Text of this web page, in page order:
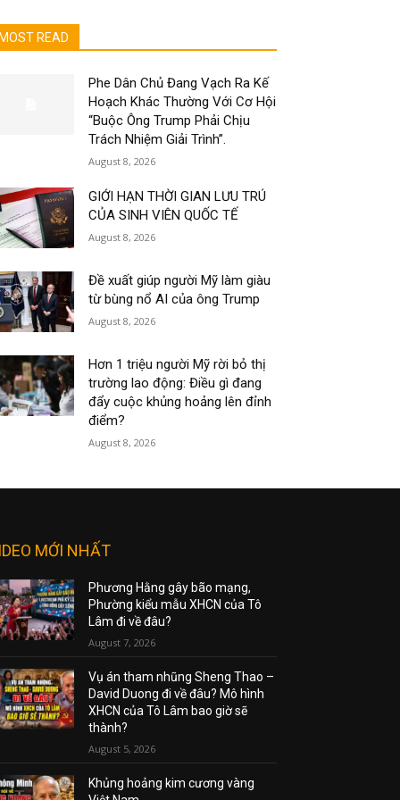
MOST READ
Phe Dân Chủ Đang Vạch Ra Kế
Hoạch Khác Thường Với Cơ Hội
“Buộc Ông Trump Phải Chịu
Trách Nhiệm Giải Trình”.
August 8, 2026
GIỚI HẠN THỜI GIAN LƯU TRÚ
CỦA SINH VIÊN QUỐC TẾ
August 8, 2026
Đề xuất giúp người Mỹ làm giàu
từ bùng nổ AI của ông Trump
August 8, 2026
Hơn 1 triệu người Mỹ rời bỏ thị
trường lao động: Điều gì đang
đẩy cuộc khủng hoảng lên đỉnh
điểm?
August 8, 2026
MỚI NHẤT
Phương Hằng gây bão mạng,
Phường kiểu mẫu XHCN của Tô
Lâm đi về đâu?
August 7, 2026
Vụ án tham nhũng Sheng Thao –
David Duong đi về đâu? Mô hình
XHCN của Tô Lâm bao giờ sẽ
thành?
August 5, 2026
Khủng hoảng kim cương vàng